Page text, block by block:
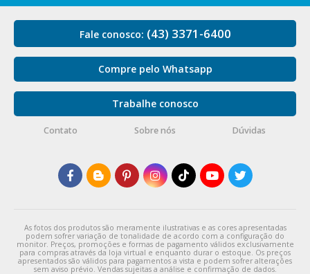
Fale conosco: (43) 3371-6400
Compre pelo Whatsapp
Trabalhe conosco
Contato Sobre nós Dúvidas
As fotos dos produtos são meramente ilustrativas e as cores apresentadas
podem sofrer variação de tonalidade de acordo com a configuração do
monitor. Preços, promoções e formas de pagamento válidos exclusivamente
para compras através da loja virtual e enquanto durar o estoque. Os preços
apresentados são válidos para pagamentos a vista e podem sofrer alterações
sem aviso prévio. Vendas sujeitas a análise e confirmação de dados.